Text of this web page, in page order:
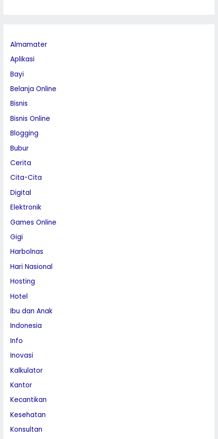
Almamater
Aplikasi
Bayi
Belanja Online
Bisnis
Bisnis Online
Blogging
Bubur
Cerita
Cita-Cita
Digital
Elektronik
Games Online
Gigi
Harbolnas
Hari Nasional
Hosting
Hotel
Ibu dan Anak
Indonesia
Info
Inovasi
Kalkulator
Kantor
Kecantikan
Kesehatan
Konsultan